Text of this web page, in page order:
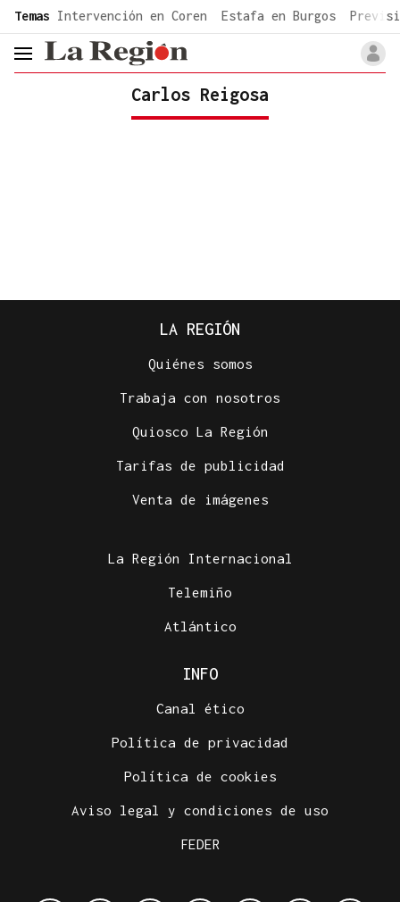
common.go-to-content
Temas Intervención en Coren Estafa en Burgos
header.menu.open
Carlos Reigosa
LA REGIÓN
Quiénes somos
Trabaja con nosotros
Quiosco La Región
Tarifas de publicidad
Venta de imágenes
La Región Internacional
Telemiño
Atlántico
INFO
Canal ético
Política de privacidad
Política de cookies
Aviso legal y condiciones de uso
FEDER